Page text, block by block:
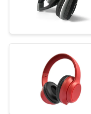
แผนผัง
เว็บไซต์
PRIVACY
POLICY